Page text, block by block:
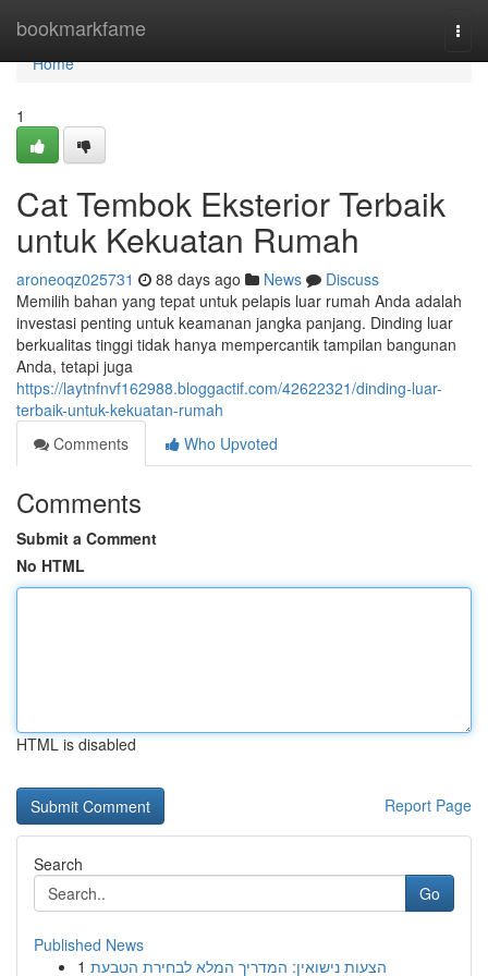
bookmarkfame
Home
Home
1
Cat Tembok Eksterior Terbaik
untuk Kekuatan Rumah
aroneoqz025731 88 days ago News
Discuss
Memilih bahan yang tepat untuk pelapis luar rumah Anda adalah
investasi penting untuk keamanan jangka panjang. Dinding luar
berkualitas tinggi tidak hanya mempercantik tampilan bangunan
Anda, tetapi juga
https://laytnfnvf162988.bloggactif.com/42622321/dinding-luar-
terbaik-untuk-kekuatan-rumah
Comments
Who Upvoted
Comments
Submit a Comment
No HTML
HTML is disabled
Report Page
Search
Go
Published News
1 הצעות נישואין: המדריך המלא לבחירת הטבעת